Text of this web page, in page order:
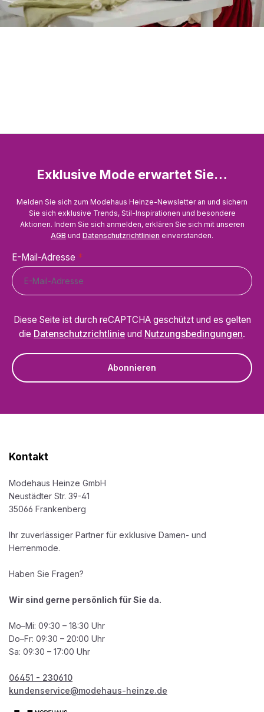
Exklusive Mode erwartet Sie…
Melden Sie sich zum Modehaus Heinze-Newsletter an und sichern
Sie sich exklusive Trends, Stil-Inspirationen und besondere
Aktionen. Indem Sie sich anmelden, erklären Sie sich mit unseren
AGB und Datenschutzrichtlinien einverstanden.
E-Mail-Adresse *
Diese Seite ist durch reCAPTCHA geschützt und es gelten
die Datenschutzrichtlinie und Nutzungsbedingungen.
Abonnieren
Kontakt
Modehaus Heinze GmbH
Neustädter Str. 39-41
35066 Frankenberg
Ihr zuverlässiger Partner für exklusive Damen- und
Herrenmode.
Haben Sie Fragen?
Wir sind gerne persönlich für Sie da.
Mo–Mi: 09:30 – 18:30 Uhr
Do–Fr: 09:30 – 20:00 Uhr
Sa: 09:30 – 17:00 Uhr
06451 - 230610
kundenservice@modehaus-heinze.de